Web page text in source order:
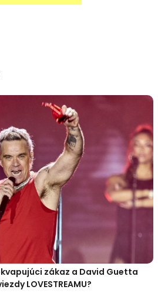
zákaz a David Guetta
LOVESTREAMU?